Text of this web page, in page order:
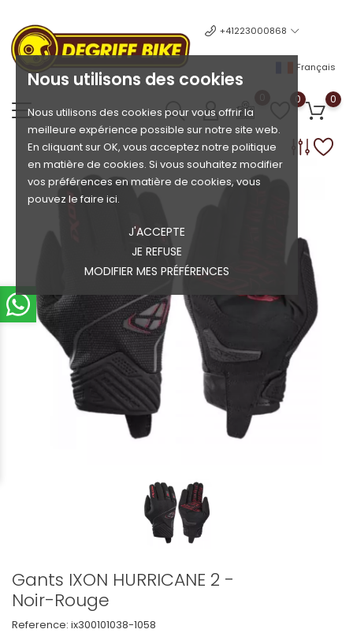
Nous utilisons des cookies
Nous utilisons des cookies pour vous offrir la
meilleure expérience possible sur notre site web.
En cliquant sur OK, vous acceptez notre politique
en matière de cookies. Si vous souhaitez modifier
vos préférences en matière de cookies, vous
pouvez le faire ici.
J'ACCEPTE
JE REFUSE
MODIFIER MES PRÉFÉRENCES
+41223000868
Français
0 0
Gants IXON HURRICANE 2 -
Noir-Rouge
Reference: ix300101038-1058